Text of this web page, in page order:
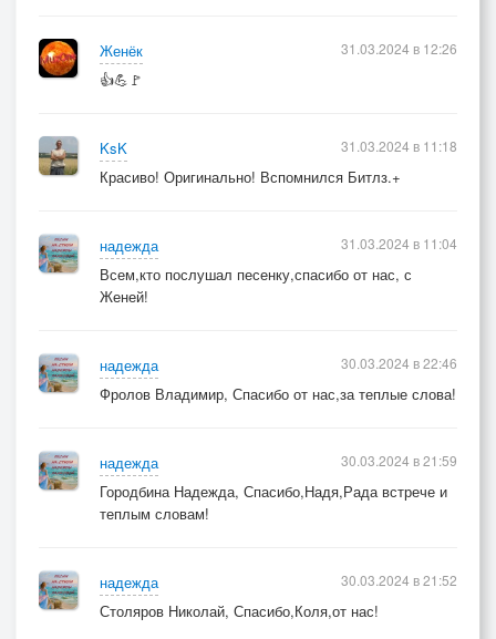
Женёк
👍💪🚩
31.03.2024 в 12:26
KsK
Красиво! Оригинально! Вспомнился Битлз.+
31.03.2024 в 11:18
надежда
Всем,кто послушал песенку,спасибо от нас, с
Женей!
31.03.2024 в 11:04
надежда
Фролов Владимир, Спасибо от нас,за теплые слова!
30.03.2024 в 22:46
надежда
Городбина Надежда, Спасибо,Надя,Рада встрече и
теплым словам!
30.03.2024 в 21:59
надежда
Столяров Николай, Спасибо,Коля,от нас!
30.03.2024 в 21:52